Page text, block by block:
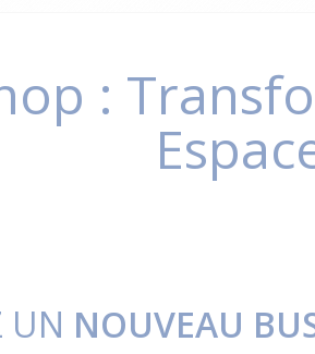
:
UN NOUVEAU